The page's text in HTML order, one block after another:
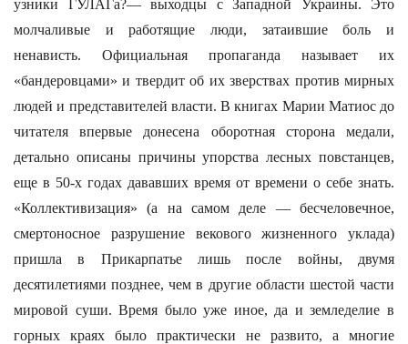
узники ГУЛАГа?— выходцы с Западной Украины. Это
молчаливые и работящие люди, затаившие боль и
ненависть. Официальная пропаганда называет их
«бандеровцами» и твердит об их зверствах против мирных
людей и представителей власти. В книгах Марии Матиос до
читателя впервые донесена оборотная сторона медали,
детально описаны причины упорства лесных повстанцев,
еще в 50-х годах дававших время от времени о себе знать.
«Коллективизация» (а на самом деле — бесчеловечное,
смертоносное разрушение векового жизненного уклада)
пришла в Прикарпатье лишь после войны, двумя
десятилетиями позднее, чем в другие области шестой части
мировой суши. Время было уже иное, да и земледелие в
горных краях было практически не развито, а многие